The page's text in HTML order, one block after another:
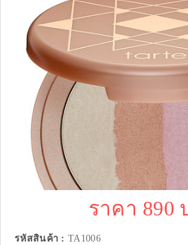
ราคา 890
รหัสสินค้า : TA1006